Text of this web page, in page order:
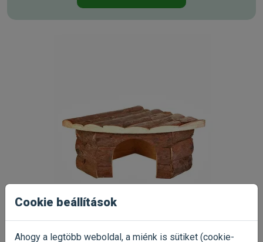
2 értékelés
Cookie beállítások
Ahogy a legtöbb weboldal, a miénk is sütiket (cookie-